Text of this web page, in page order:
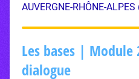
AUVERGNE-RHÔNE-ALPES
Les bases | Module
dialogue